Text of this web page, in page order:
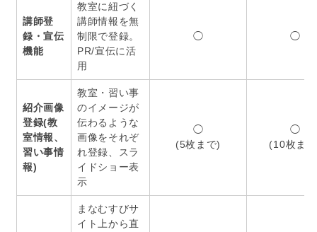
講師登
録・宣伝
機能
教室に紐づく
講師情報を無
制限で登録。
PR/宣伝に活
用
◯ ◯
紹介画像
登録(教
室情報、
習い事情
報)
教室・習い事
のイメージが
伝わるような
画像をそれぞ
れ登録、スラ
イドショー表
示
◯
(5枚まで)
◯
(10枚ま
まなむすびサ
イト上から直